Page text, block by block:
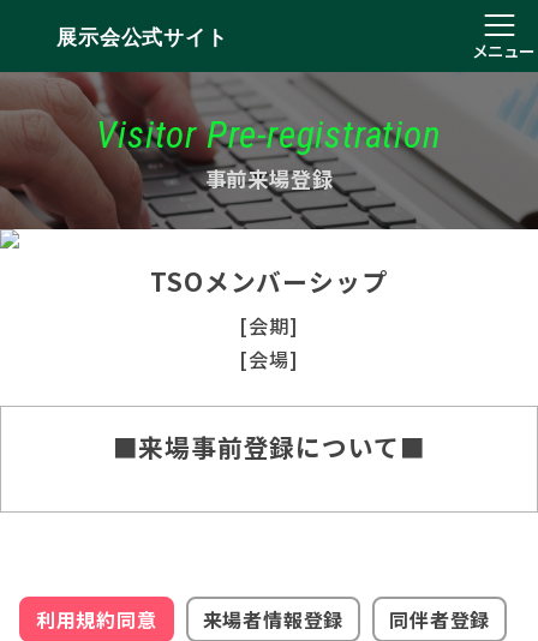
展示会公式サイト
メニュー
Visitor Pre-registration
事前来場登録
TSOメンバーシップ
[会期]
[会場]
■来場事前登録について■
利用規約同意 来場者情報登録
同伴者登録